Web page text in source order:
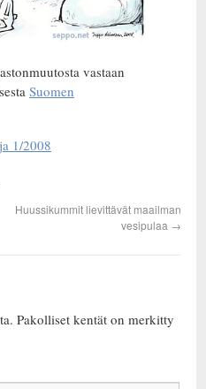
vastaan
Suomen
1/2008
Huussikummit lievittävät maailman
vesipulaa →
Pakolliset kentät on merkitty